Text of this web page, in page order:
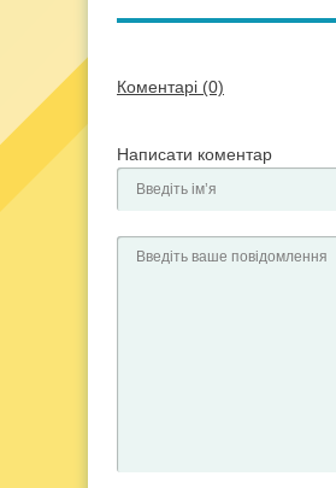
Коментарі (0)
Написати коментар